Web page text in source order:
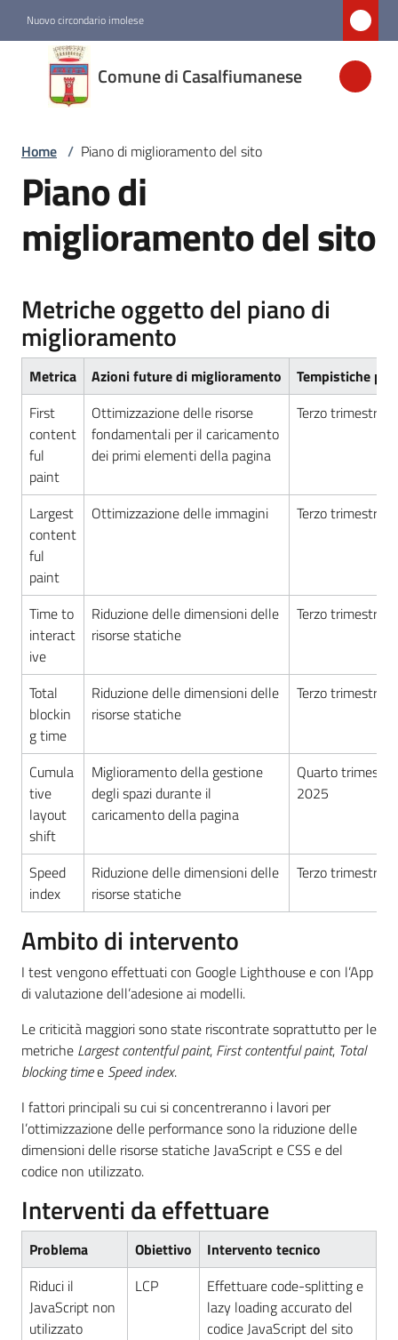
Nuovo circondario imolese
Comune di Casalfiumanese
Comune di
Casalfiumanese
Amministrazione
Novità
Vivere
Casalfiumanese
5x1000
Servizi
on-
line
Tutti
gli
argomenti
Home / Piano di miglioramento del sito
Piano di
miglioramento del sito
Metriche oggetto del piano di
miglioramento
Metrica Azioni future di miglioramento
Tempistiche
First
content
ful
paint
Ottimizzazione delle risorse
fondamentali per il caricamento
dei primi elementi della pagina
Terzo trimestre
Largest
content
ful
paint
Ottimizzazione delle immagini Terzo trimestre
Time to
interact
ive
Riduzione delle dimensioni delle
risorse statiche
Terzo trimestre
Total
blockin
g time
Riduzione delle dimensioni delle
risorse statiche
Terzo trimestre
Cumula
tive
layout
shift
Miglioramento della gestione
degli spazi durante il
caricamento della pagina
Quarto trimestre
2025
Speed
index
Riduzione delle dimensioni delle
risorse statiche
Terzo trimestre
Ambito di intervento
I test vengono effettuati con Google Lighthouse e con l’App
di valutazione dell’adesione ai modelli.
Le criticità maggiori sono state riscontrate soprattutto per le
metriche Largest contentful paint, First contentful paint, Total
blocking timee Speed index.
I fattori principali su cui si concentreranno i lavori per
l’ottimizzazione delle performance sono la riduzione delle
dimensioni delle risorse statiche JavaScript e CSS e del
codice non utilizzato.
Interventi da effettuare
Problema Obiettivo
Intervento tecnico
Riduci il
JavaScript non
utilizzato
LCP
Effettuare code-splitting e
lazy loading accurato del
codice JavaScript del sito